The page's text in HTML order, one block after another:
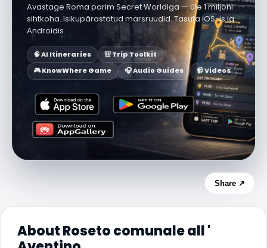
Avastage Roma parim Secret Worldiga — üle 1 miljoni
sihtkoha. Isikupärastatud marsruudid. Tasuta iOS-is ja
Androidis.
🧠 AI Itineraries
🎒 Trip Toolkit
🎮 KnowWhere Game
🎧 Audio Guides 📹 Videos
Share ↗
About Roseto comunale all '